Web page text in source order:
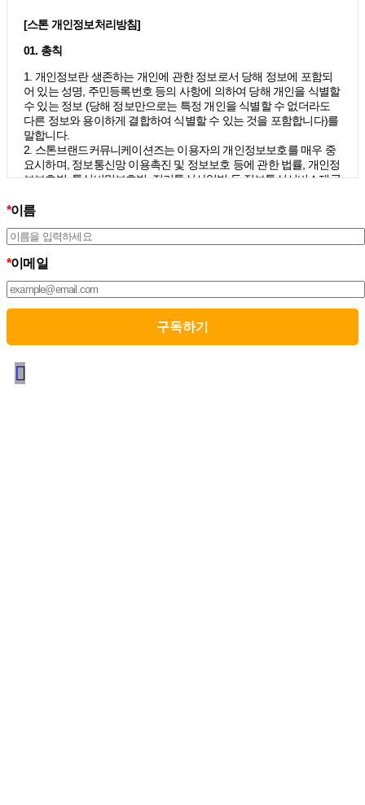
[스톤 개인정보처리방침]
01. 총칙
1. 개인정보란 생존하는 개인에 관한 정보로서 당해 정보에 포함되
어 있는 성명, 주민등록번호 등의 사항에 의하여 당해 개인을 식별할
수 있는 정보 (당해 정보만으로는 특정 개인을 식별할 수 없더라도
다른 정보와 용이하게 결합하여 식별할 수 있는 것을 포함합니다)를
말합니다.
2. 스톤브랜드커뮤니케이션즈는 이용자의 개인정보보호를 매우 중
요시하며, 정보통신망 이용촉진 및 정보보호 등에 관한 법률, 개인정
보보호법, 통신비밀보호법, 전기통신사업법 등 정보통신서비스제공
개인정보처리방침을 통하여 이용자가 제공하는 개인정보가 어떠한
치가 취해지고 있는지 알려드립니다.
선을 위하여 개정하는데 필요한 절차를 정하고 있으며, 개인정보처
리방침을 회사의 필요와 사회적 변화에 맞게 변경할 수 있습니다. 그
리고 개인정보처리방침을 개정하는 경우 버전번호 등을 부여하여
개정된 사항을 이용자께서 쉽게 알아볼 수 있도록 하고 있습니다.
02. 수집하는 개인정보의 항목 및 수집방법
모든 이용자는 스톤브랜드커뮤니케이션즈가 제공하는 서비스를 이
용할 수 있고, 구독 신청을 통해 스톤브랜드커뮤니케이션즈의 다양
*이름
*이메일